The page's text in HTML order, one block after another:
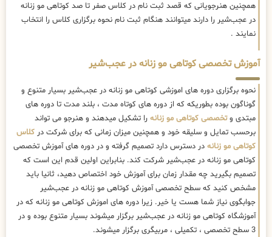
همچنین هنرجویانی که قصد ثبت نام در کلاس صفر تا صد کوتاهی مو زنانه
در عجب‌شیر را دارند میتوانند هنگام ثبت نام نحوه برگزاری کلاس را انتخاب
نمایند .
آموزش تخصصی کوتاهی مو زنانه در عجب‌شیر
نحوه برگزاری دوره های اموزشی کوتاهی مو زنانه در عجب‌شیر بسیار متنوع و
گوناگون بوده بطوریکه که از دوره های کوتاه مدت ، بلند مدت تا دوره های
مبتدی وتخصصی کوتاهی مو زنانه را تشکیل میدهند و هنرجو می تواند
برحسب تمایل و سلیقه خود و همچنین میزان زمانی که برای شرکت در کلاس
کوتاهی مو زنانه در دسترس دارد تصمیم گرفته و در دوره های آموزش تخصصی
کوتاهی مو زنانه در عجب‌شیر شرکت کند. بنابراین اولین قدم این است که
تصمیم بگیرید چه مقدار زمان برای آموزش خود اختصاص دهید، ثانیا باید
مشخص کنید که سطح تخصصی آموزش کوتاهی مو زنانه در عجب‌شیر
جوابگوی نیاز شما هست یا خیر. زیرا دوره های اموزش کوتاهی مو زنانه که در
آموزشگاه کوتاهی مو زنانه در عجب‌شیر برگزار میشوند بسیار متنوع بوده و در
3 سطح تخصصی ، تکمیلی ، مربیگری برگزار میشوند.